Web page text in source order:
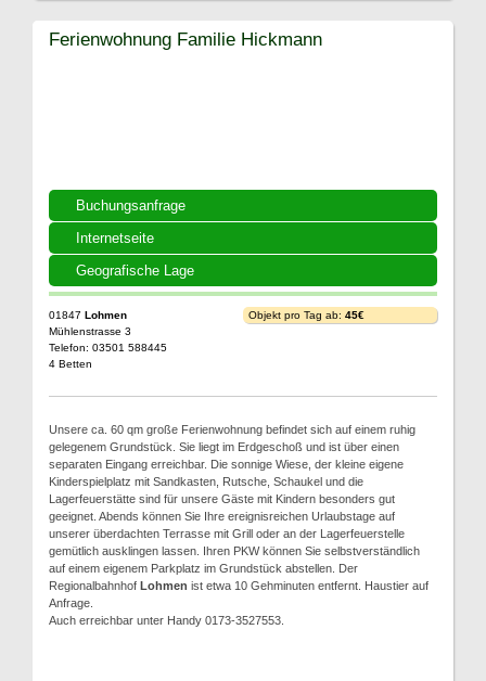
Buchungsanfrage
Internetseite
Geografische Lage
Ferienwohnung Familie Hickmann
01847 Lohmen
Mühlenstrasse 3
Telefon: 03501 588445
4 Betten
Objekt pro Tag ab: 45€
Unsere ca. 60 qm große Ferienwohnung befindet sich auf einem ruhig
gelegenem Grundstück. Sie liegt im Erdgeschoß und ist über einen
separaten Eingang erreichbar. Die sonnige Wiese, der kleine eigene
Kinderspielplatz mit Sandkasten, Rutsche, Schaukel und die
Lagerfeuerstätte sind für unsere Gäste mit Kindern besonders gut
geeignet. Abends können Sie Ihre ereignisreichen Urlaubstage auf
unserer überdachten Terrasse mit Grill oder an der Lagerfeuerstelle
gemütlich ausklingen lassen. Ihren PKW können Sie selbstverständlich
auf einem eigenem Parkplatz im Grundstück abstellen. Der
Regionalbahnhof Lohmen ist etwa 10 Gehminuten entfernt. Haustier auf
Anfrage.
Auch erreichbar unter Handy 0173-3527553.